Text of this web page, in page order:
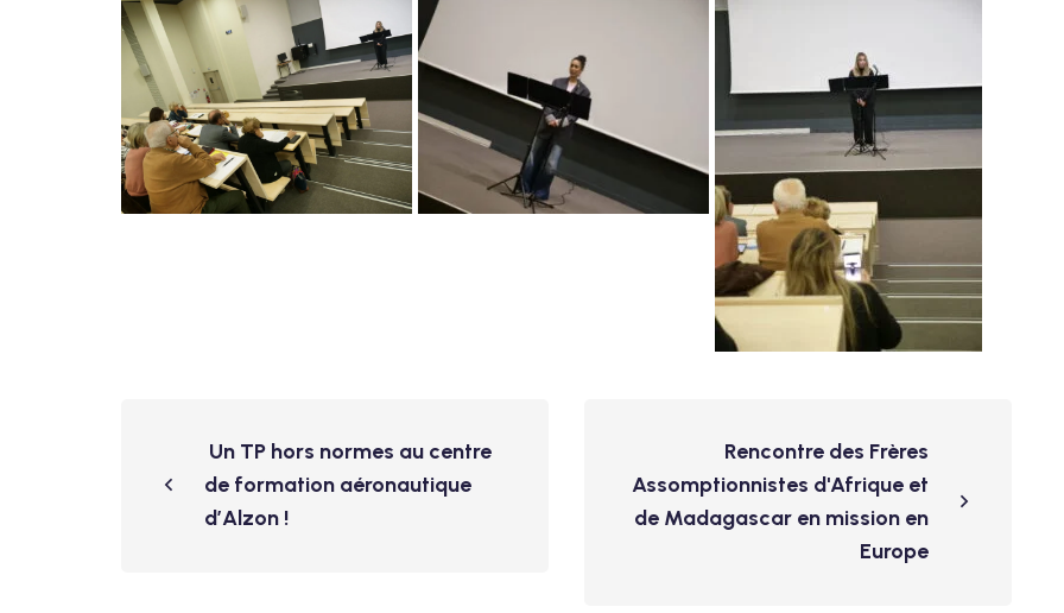
Un TP hors normes au centre
de formation aéronautique
d’Alzon !
Rencontre des Frères
Assomptionnistes d'Afrique et
de Madagascar en mission en
Europe